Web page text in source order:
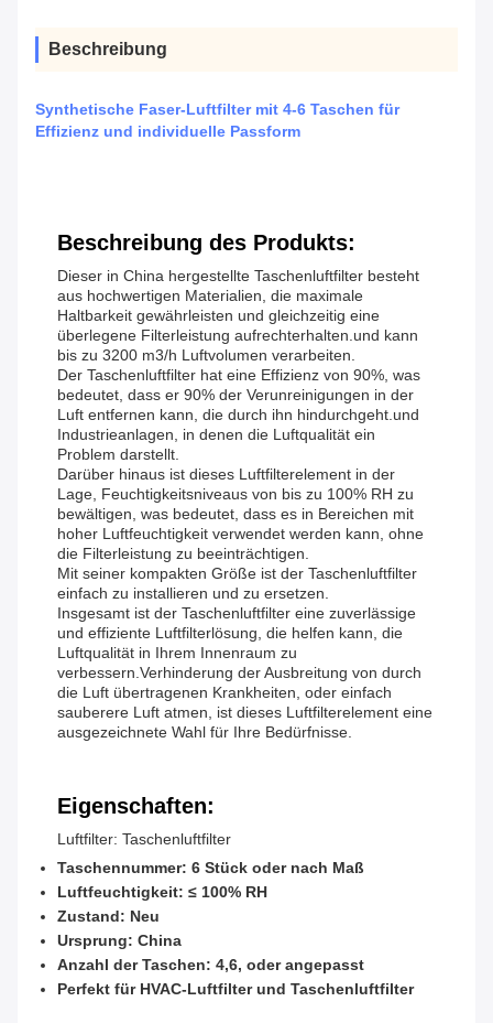
Beschreibung
Synthetische Faser-Luftfilter mit 4-6 Taschen für
Effizienz und individuelle Passform
Beschreibung des Produkts:
Dieser in China hergestellte Taschenluftfilter besteht
aus hochwertigen Materialien, die maximale
Haltbarkeit gewährleisten und gleichzeitig eine
überlegene Filterleistung aufrechterhalten.und kann
bis zu 3200 m3/h Luftvolumen verarbeiten.
Der Taschenluftfilter hat eine Effizienz von 90%, was
bedeutet, dass er 90% der Verunreinigungen in der
Luft entfernen kann, die durch ihn hindurchgeht.und
Industrieanlagen, in denen die Luftqualität ein
Problem darstellt.
Darüber hinaus ist dieses Luftfilterelement in der
Lage, Feuchtigkeitsniveaus von bis zu 100% RH zu
bewältigen, was bedeutet, dass es in Bereichen mit
hoher Luftfeuchtigkeit verwendet werden kann, ohne
die Filterleistung zu beeinträchtigen.
Mit seiner kompakten Größe ist der Taschenluftfilter
einfach zu installieren und zu ersetzen.
Insgesamt ist der Taschenluftfilter eine zuverlässige
und effiziente Luftfilterlösung, die helfen kann, die
Luftqualität in Ihrem Innenraum zu
verbessern.Verhinderung der Ausbreitung von durch
die Luft übertragenen Krankheiten, oder einfach
sauberere Luft atmen, ist dieses Luftfilterelement eine
ausgezeichnete Wahl für Ihre Bedürfnisse.
Eigenschaften:
Luftfilter: Taschenluftfilter
Taschennummer: 6 Stück oder nach Maß
Luftfeuchtigkeit: ≤ 100% RH
Zustand: Neu
Ursprung: China
Anzahl der Taschen: 4,6, oder angepasst
Perfekt für HVAC-Luftfilter und Taschenluftfilter